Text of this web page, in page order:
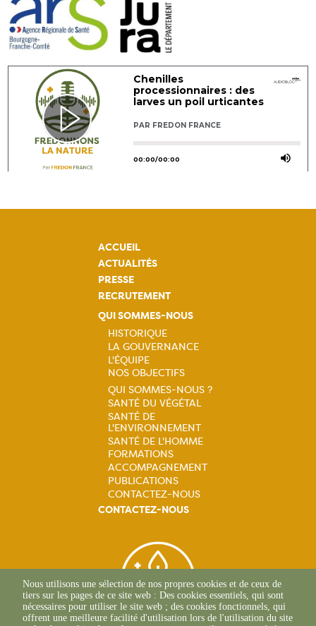
ACCUEIL
ACTUALITÉS
PRESSE
RECRUTEMENT
QUI SOMMES-NOUS
Navigation
principale
HISTORIQUE
LA GOUVERNANCE
L'ÉQUIPE
NOS OBJECTIFS
Navigation
principale
QUI SOMMES-NOUS ?
SANTÉ DU VÉGÉTAL
SANTÉ DE
L'ENVIRONNEMENT
SANTÉ DE L'HOMME
FORMATIONS
ACCOMPAGNEMENT
PUBLICATIONS
CONTACTEZ-NOUS
CONTACTEZ-NOUS
Nous utilisons une sélection de nos propres cookies et de ceux de
tiers sur les pages de ce site web : Des cookies essentiels, qui sont
nécessaires pour utiliser le site web ; des cookies fonctionnels, qui
offrent une meilleure facilité d'utilisation lors de l'utilisation du site